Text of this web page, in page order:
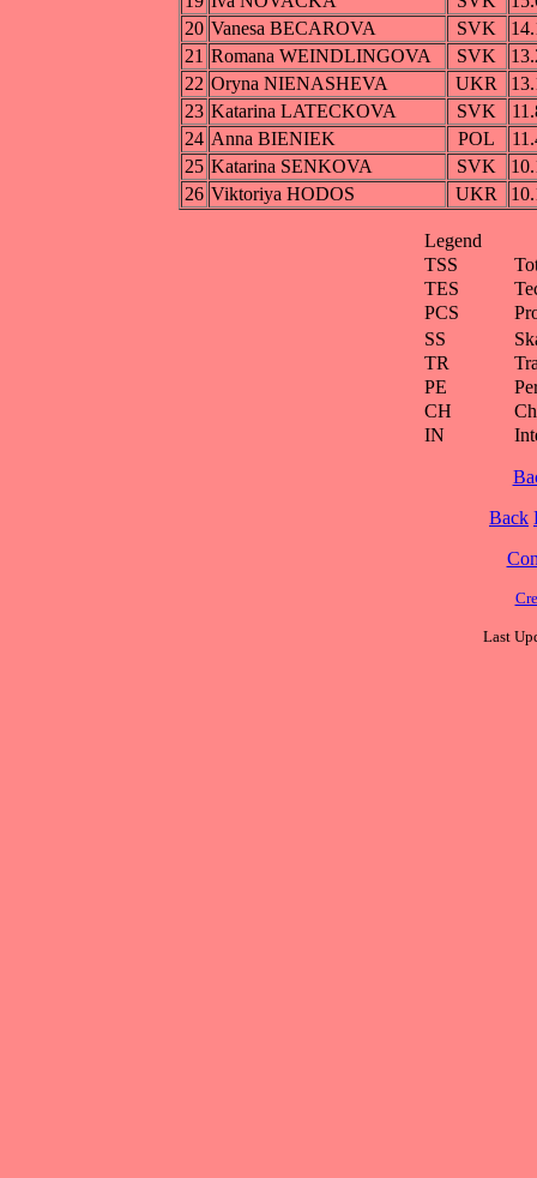
20 Vanesa BECAROVA SVK
21 Romana WEINDLINGOVA SVK
22 Oryna NIENASHEVA UKR
23 Katarina LATECKOVA SVK
24 Anna BIENIEK POL
25 Katarina SENKOVA SVK
26 Viktoriya HODOS UKR
Legend
TSS
TES
PCS
SS
TR
PE
CH
IN
Back
Last